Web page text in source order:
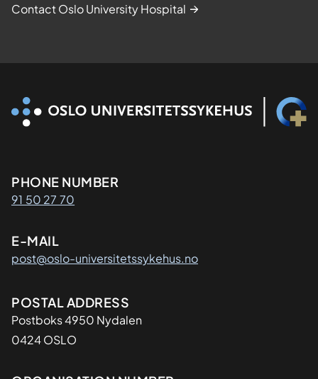
Contact Oslo University Hospital
Kontaktinformasjon
PHONE NUMBER
91 50 27 70
E-MAIL
post@oslo-universitetssykehus.no
Adresse
POSTAL ADDRESS
Postboks 4950 Nydalen
0424 OSLO